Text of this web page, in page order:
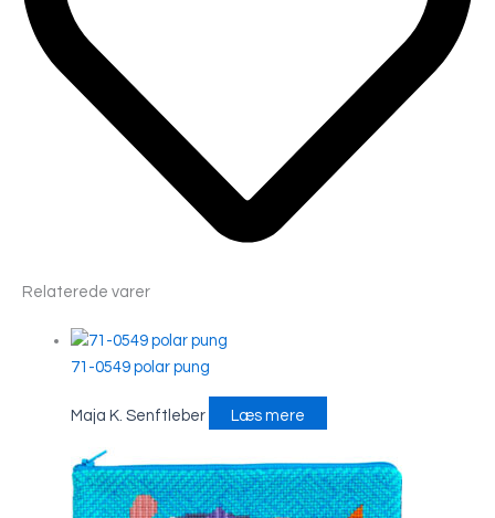
Relaterede varer
71-0549 polar pung
Maja K. Senftleber Læs mere